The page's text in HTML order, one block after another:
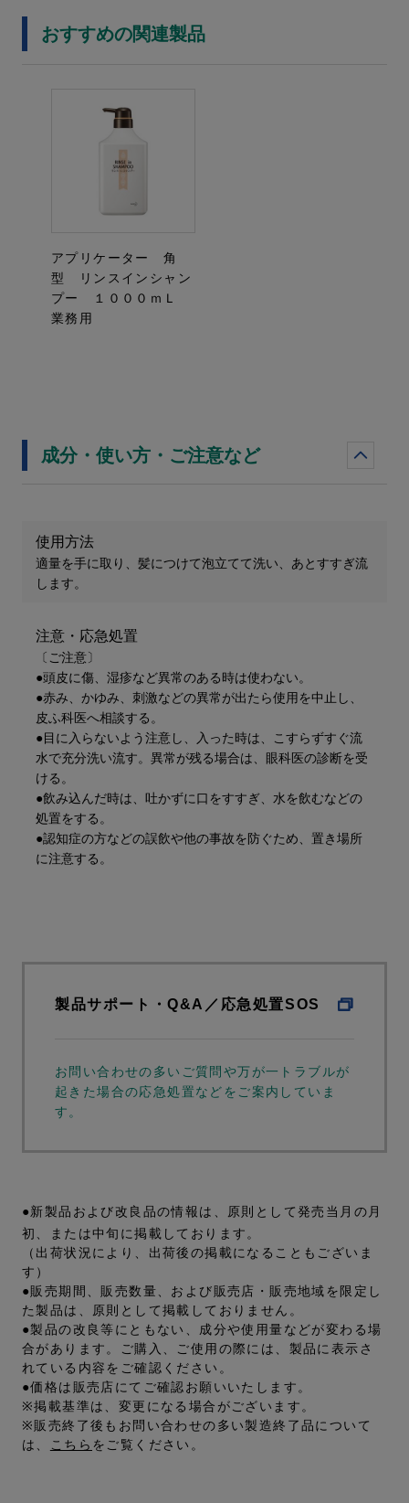
おすすめの関連製品
アプリケーター 角
型 リンスインシャン
プー １０００ｍＬ
業務用
成分・使い方・ご注意など
使用方法
適量を手に取り、髪につけて泡立てて洗い、あとすすぎ流
します。
注意・応急処置
〔ご注意〕
●頭皮に傷、湿疹など異常のある時は使わない。
●赤み、かゆみ、刺激などの異常が出たら使用を中止し、
皮ふ科医へ相談する。
●目に入らないよう注意し、入った時は、こすらずすぐ流
水で充分洗い流す。異常が残る場合は、眼科医の診断を受
ける。
●飲み込んだ時は、吐かずに口をすすぎ、水を飲むなどの
処置をする。
●認知症の方などの誤飲や他の事故を防ぐため、置き場所
に注意する。
製品サポート・Q&A／応急処置SOS
お問い合わせの多いご質問や万が一トラブルが
起きた場合の応急処置などをご案内していま
す。
●新製品および改良品の情報は、原則として発売当月の月
初、または中旬に掲載しております。
（出荷状況により、出荷後の掲載になることもございま
す）
●販売期間、販売数量、および販売店・販売地域を限定し
た製品は、原則として掲載しておりません。
●製品の改良等にともない、成分や使用量などが変わる場
合があります。ご購入、ご使用の際には、製品に表示さ
れている内容をご確認ください。
●価格は販売店にてご確認お願いいたします。
※掲載基準は、変更になる場合がございます。
※販売終了後もお問い合わせの多い製造終了品について
は、
こちら をご覧ください。